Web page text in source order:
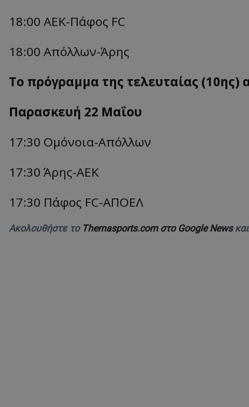
18:00 ΑΕΚ-Πάφος FC
18:00 Απόλλων-Άρης
Το πρόγραμμα της τελευταίας (10ης)
Παρασκευή 22 Μαΐου
17:30 Ομόνοια-Απόλλων
17:30 Άρης-ΑΕΚ
17:30 Πάφος FC-ΑΠΟΕΛ
Ακολουθήστε το Themasports.com στο Google News